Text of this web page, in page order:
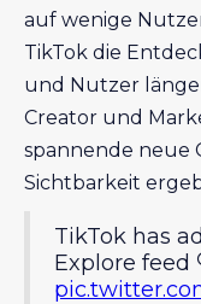
auf wenige
TikTok die
und Nutzer
Creator und
spannende neue
Sichtbarkeit
TikTok has
Explore feed